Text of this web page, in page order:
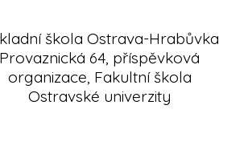
škola Ostrava-Hrabůvka
Provaznická 64, příspěvková
organizace, Fakultní škola
Ostravské univerzity